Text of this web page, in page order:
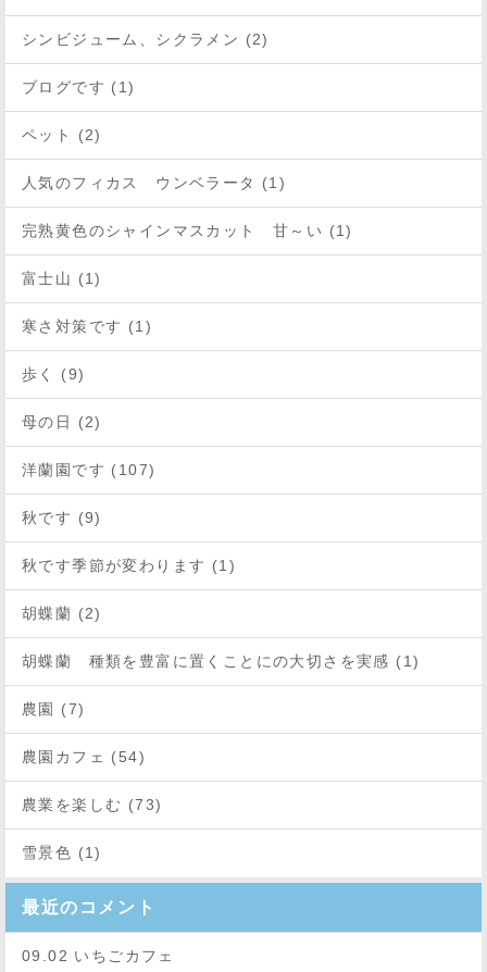
シンビジューム、シクラメン (2)
ブログです (1)
ペット (2)
人気のフィカス ウンベラータ (1)
完熟黄色のシャインマスカット 甘～い (1)
富士山 (1)
寒さ対策です (1)
歩く (9)
母の日 (2)
洋蘭園です (107)
秋です (9)
秋です季節が変わります (1)
胡蝶蘭 (2)
胡蝶蘭 種類を豊富に置くことにの大切さを実感 (1)
農園 (7)
農園カフェ (54)
農業を楽しむ (73)
雪景色 (1)
最近のコメント
09.02 いちごカフェ